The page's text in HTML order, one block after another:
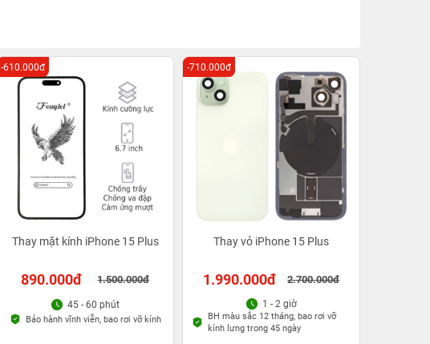
Thay mặt kính iPhone 15 Plus
890.000đ 1.500.000đ
-610.000đ
45 - 60 phút
Bảo hành vĩnh viễn, bao rơi vỡ kính
Thay vỏ iPhone 15 Plus
1.990.000đ 2.700.000đ
-710.000đ
1 - 2 giờ
BH màu sắc 12 tháng, bao rơi vỡ
kính lưng trong 45 ngày